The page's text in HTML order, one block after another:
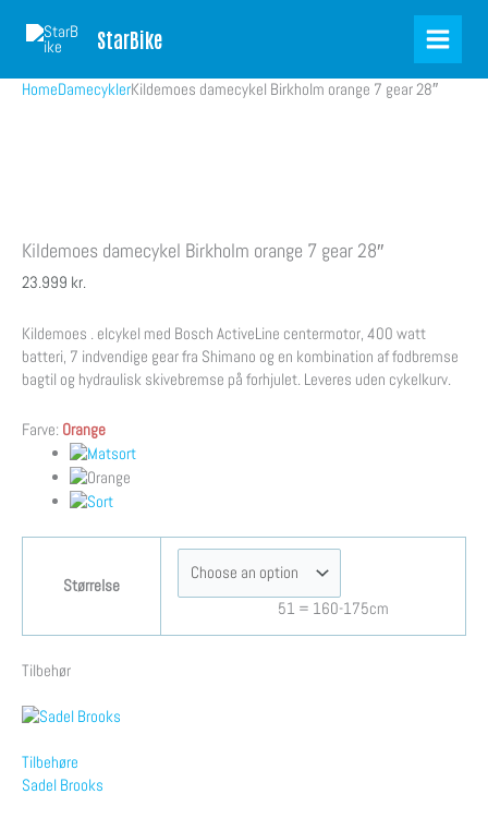
content
StarBike
HomeDamecyklerKildemoes damecykel Birkholm orange 7 gear 28″
28″
Kildemoes damecykel Birkholm orange 7 gear 28″
23.999 kr.
Kildemoes . elcykel med Bosch ActiveLine centermotor, 400 watt
batteri, 7 indvendige gear fra Shimano og en kombination af fodbremse
bagtil og hydraulisk skivebremse på forhjulet. Leveres uden cykelkurv.
Farve: Orange
Størrelse
51 = 160-175cm
Tilbehør
Tilbehøre
Sadel Brooks